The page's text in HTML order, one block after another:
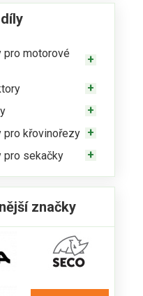
pro motorové
pro křovinořezy
pro sekačky
značky